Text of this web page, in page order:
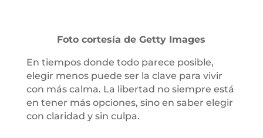
Foto cortesía de Getty Images
En tiempos donde todo parece posible,
elegir menos puede ser la clave para vivir
con más calma. La libertad no siempre está
en tener más opciones, sino en saber elegir
con claridad y sin culpa.